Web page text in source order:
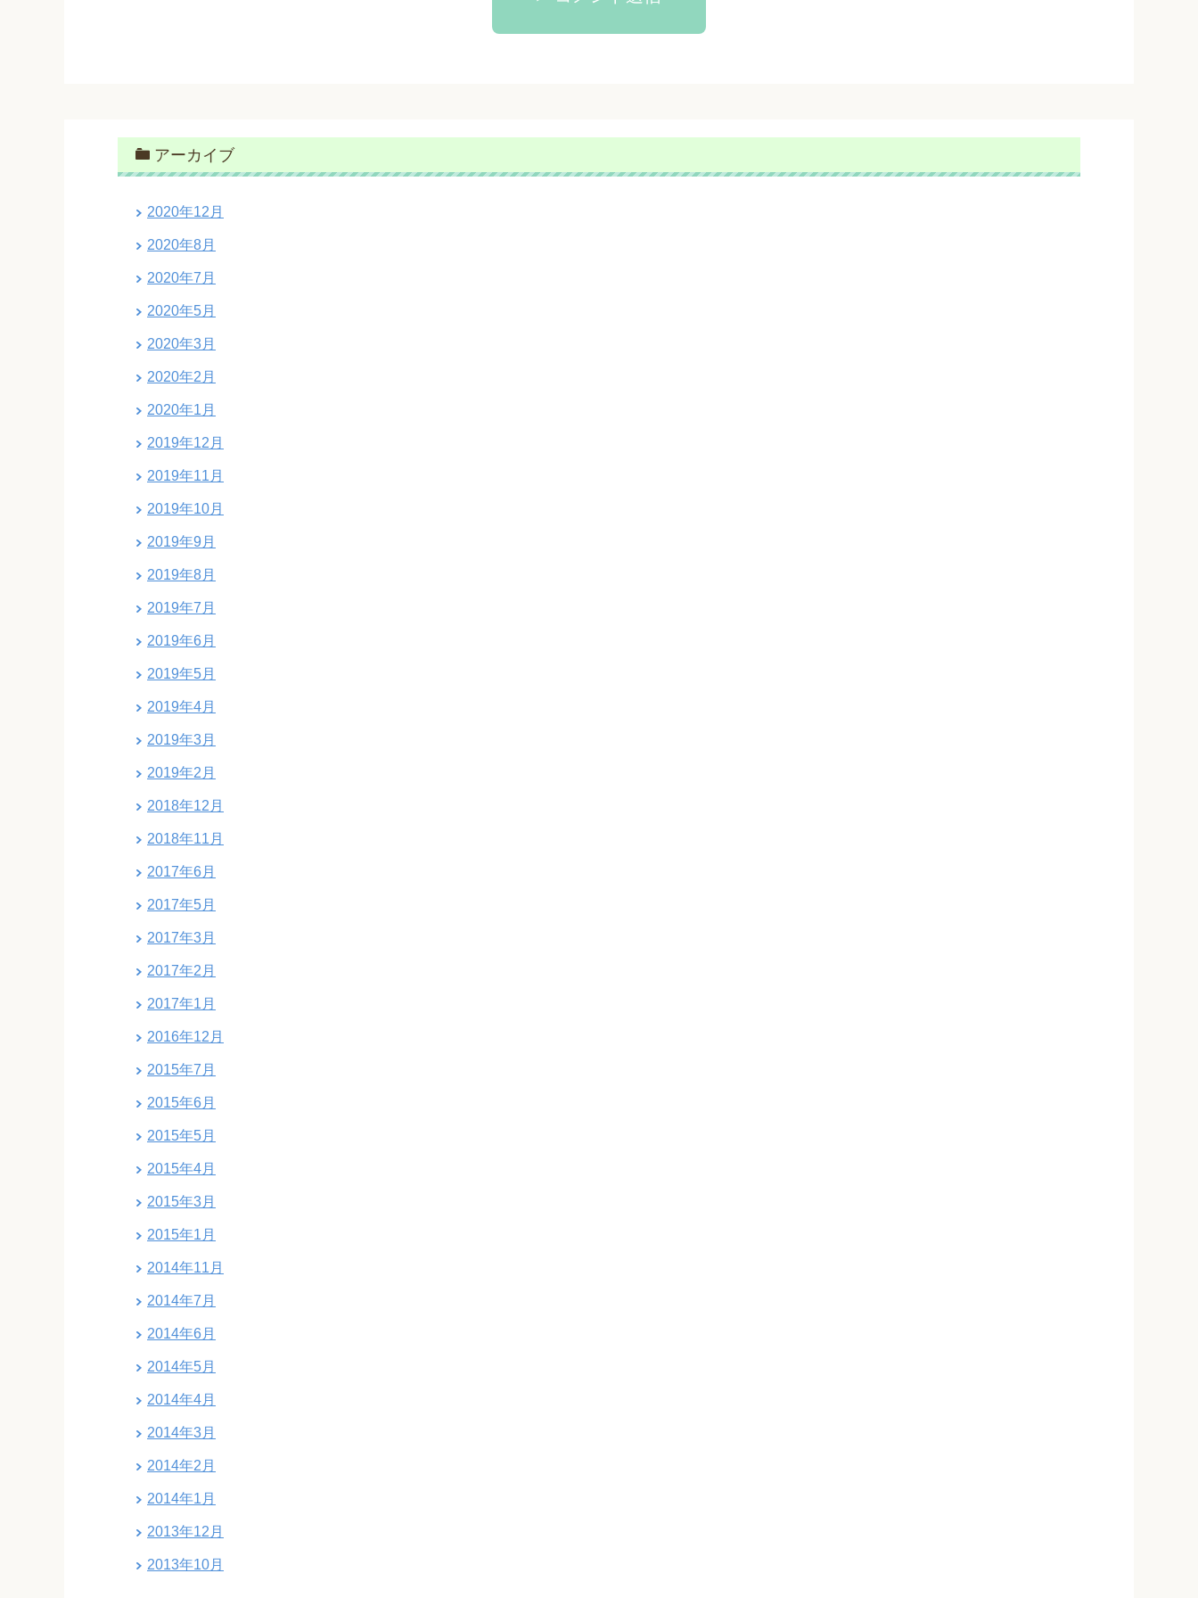
アーカイブ
2020年12月
2020年8月
2020年7月
2020年5月
2020年3月
2020年2月
2020年1月
2019年12月
2019年11月
2019年10月
2019年9月
2019年8月
2019年7月
2019年6月
2019年5月
2019年4月
2019年3月
2019年2月
2018年12月
2018年11月
2017年6月
2017年5月
2017年3月
2017年2月
2017年1月
2016年12月
2015年7月
2015年6月
2015年5月
2015年4月
2015年3月
2015年1月
2014年11月
2014年7月
2014年6月
2014年5月
2014年4月
2014年3月
2014年2月
2014年1月
2013年12月
2013年10月